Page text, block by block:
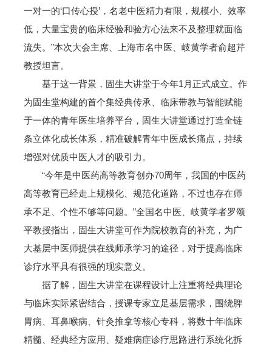
一对一的‘口传心授’，名老中医精力有限，规模小、效率
低，大量宝贵的临床经验和验方心法来不及整理就面临
流失。”本次大会主席、上海市名中医、岐黄学者俞超芹
教授坦言。
基于这一背景，固生大讲堂于今年1月正式成立。作
为固生堂构建的首个集经典传承、临床带教与智能赋能
于一体的青年医生培养平台，固生大讲堂通过打造全链
条立体化成长体系，精准破解青年中医成长痛点，持续
增强对优质中医人才的吸引力。
“今年是中医药高等教育创办70周年，我国的中医药
高等教育已经走上规模化、规范化道路，不过也存在师
承不足、个性不够等问题。”全国名中医、岐黄学者罗颂
平教授指出，固生大讲堂可作为院校教育的补充，为广
大基层中医师提供在线师承学习的途径，对于提高临床
诊疗水平具有很强的现实意义。
据了解，固生大讲堂在课程设计上注重将经典理论
与临床实际紧密结合，授课专家立足基层需求，围绕脾
胃病、耳鼻喉病、针灸推拿等核心专科，将数十年临床
精髓、经典经方应用、疑难病症诊疗思路进行系统化拆